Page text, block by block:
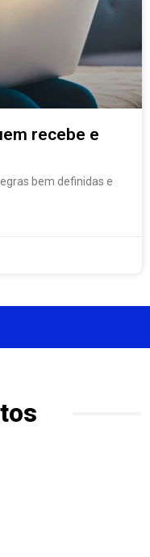
recebe e
bem definidas e